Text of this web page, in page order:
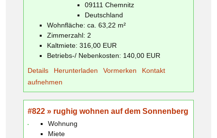
09111 Chemnitz
Deutschland
Wohnfläche: ca. 63,22 m²
Zimmerzahl: 2
Kaltmiete: 316,00 EUR
Betriebs-/ Nebenkosten: 140,00 EUR
Details
Herunterladen Vormerken
Kontakt
aufnehmen
#822 » rughig wohnen auf dem Sonnenberg
Wohnung
Miete